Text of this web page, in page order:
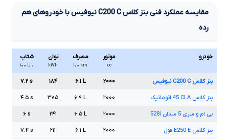
مقایسه عملکرد فنیبنز کلاسC
C200نیوفیسبا خودروهای هم
رده
خودرو موتور
cc
مصرف
km ۱۰۰
توان
kWh
شتاب
۰ تا ۱۰۰
بنز کلاسC
C200نیوفیس ۲۰۰۰ L ۶.۱ ۱۸۴ s ۷.۲
بنز کلاس CLA
45 اتوماتیک ۲۰۰۰ L ۶.۹ ۳۷۵ s ۴.۵
بی ام و سری 5 سدان 528i ۲۰۰۰ L ۶.۵ ۲۴۱ s ۶
بنز کلاس E
E250 فول ۲۰۰۰ L ۶.۱ ۲۱۱ s ۷.۴